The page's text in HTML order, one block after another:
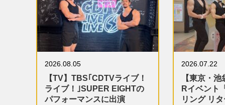
2026.08.05
【TV】TBS｢CDTVライブ！
ライブ！｣SUPER EIGHTの
パフォーマンスに出演
2026.07.22
【東京・
Rイベント
リング リ